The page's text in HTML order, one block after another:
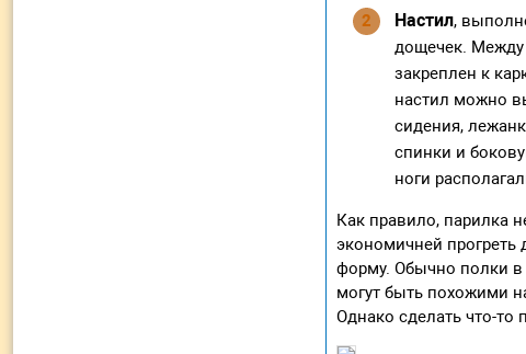
Настил,
дощечек. Между
закреплен к
настил можно
сидения,
спинки и
ноги
Как правило, парилка
экономичней
форму. Обычно полки в
могут быть похожими
Однако сделать что-